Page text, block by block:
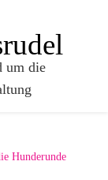
um die
Hunderunde